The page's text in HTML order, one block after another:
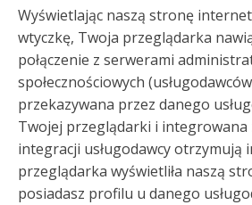
Wyświetlając naszą stronę
wtyczkę, Twoja przeglądarka
połączenie z serwerami
społecznościowych
przekazywana przez danego
Twojej przeglądarki i integrowana
integracji usługodawcy otrzymują
przeglądarka wyświetliła naszą
posiadasz profilu u danego